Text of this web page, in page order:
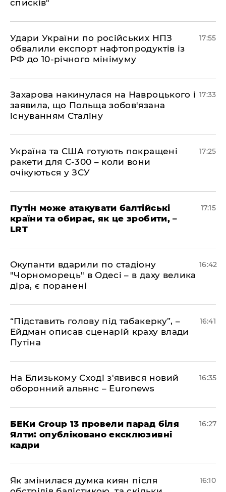
списків"
​Удари України по російських НПЗ
обвалили експорт нафтопродуктів із
РФ до 10-річного мінімуму
17:55
​Захарова накинулася на Навроцького і
заявила, що Польща зобов'язана
існуванням Сталіну
17:33
​Україна та США готують покращені
ракети для С-300 – коли вони
очікуються у ЗСУ
17:25
​Путін може атакувати балтійські
країни та обирає, як це зробити, –
LRT
17:15
​Окупанти вдарили по стадіону
"Чорноморець" в Одесі – в даху велика
діра, є поранені
16:42
​“Підставить голову під табакерку”, –
Ейдман описав сценарій краху влади
Путіна
16:41
На Близькому Сході з'явився новий
оборонний альянс – Euronews
16:35
БЕКи Group 13 провели парад біля
Ялти: опубліковано ексклюзивні
кадри
16:27
Як змінилася думка киян після
16:10